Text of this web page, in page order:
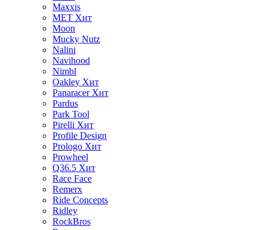
Maxxis
MET Хит
Moon
Mucky Nutz
Nalini
Navihood
Nimbl
Oakley Хит
Panaracer Хит
Pardus
Park Tool
Pirelli Хит
Profile Design
Prologo Хит
Prowheel
Q36.5 Хит
Race Face
Remerx
Ride Concepts
Ridley
RockBros